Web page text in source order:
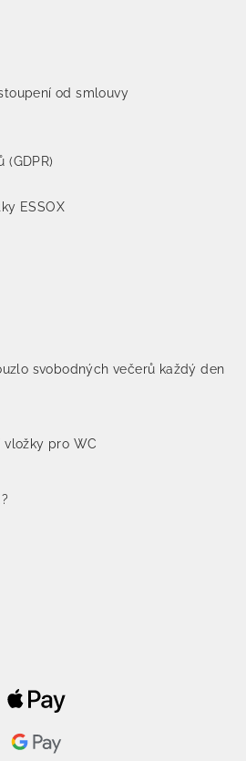
od smlouvy
(GDPR)
ESSOX
svobodných večerů každý den
pro WC